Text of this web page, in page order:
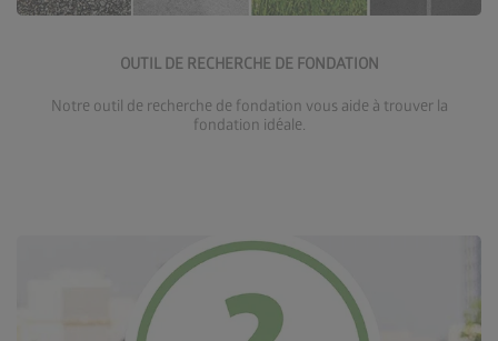
OUTIL DE RECHERCHE DE FONDATION
Notre outil de recherche de fondation vous aide à trouver la
fondation idéale.
Accéder à l’outil de recherche de fondation